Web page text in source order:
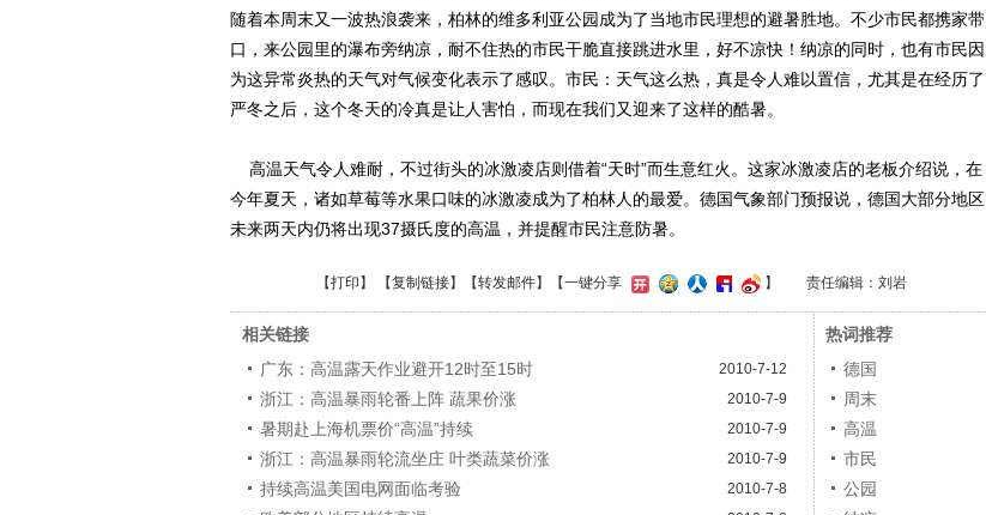
随着本周末又一波热浪袭来，柏林的维多利亚公园成为了当地市民理想的避暑胜地。不少市民都携家带
口，来公园里的瀑布旁纳凉，耐不住热的市民干脆直接跳进水里，好不凉快！纳凉的同时，也有市民因
为这异常炎热的天气对气候变化表示了感叹。市民：天气这么热，真是令人难以置信，尤其是在经历了
严冬之后，这个冬天的冷真是让人害怕，而现在我们又迎来了这样的酷暑。
高温天气令人难耐，不过街头的冰激凌店则借着“天时”而生意红火。这家冰激凌店的老板介绍说，在
今年夏天，诸如草莓等水果口味的冰激凌成为了柏林人的最爱。德国气象部门预报说，德国大部分地区
未来两天内仍将出现37摄氏度的高温，并提醒市民注意防暑。
【打印 】 【复制链接】【转发邮件】 【一键分享 】 责任编辑：刘岩
相关链接
广东：高温露天作业避开12时至15时
2010-7-12
浙江：高温暴雨轮番上阵 蔬果价涨 2010-7-9
暑期赴上海机票价“高温”持续 2010-7-9
浙江：高温暴雨轮流坐庄 叶类蔬菜价涨 2010-7-9
持续高温美国电网面临考验 2010-7-8
热词推荐
德国
周末
高温
市民
公园